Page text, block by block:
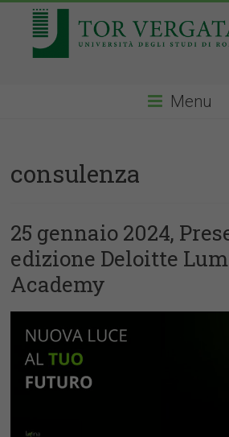
Menu
consulenza
25 gennaio 2024,
edizione Deloitte
Academy